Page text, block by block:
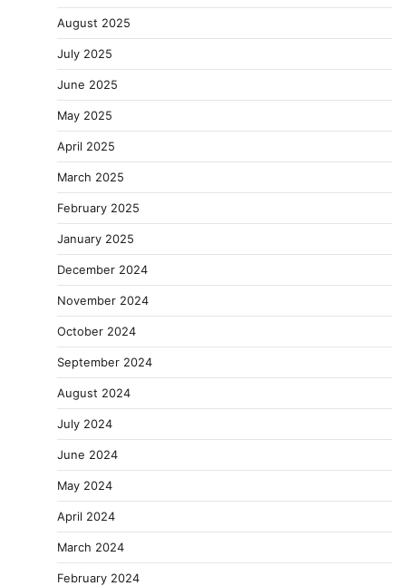
August 2025
July 2025
June 2025
May 2025
April 2025
March 2025
February 2025
January 2025
December 2024
November 2024
October 2024
September 2024
August 2024
July 2024
June 2024
May 2024
April 2024
March 2024
February 2024